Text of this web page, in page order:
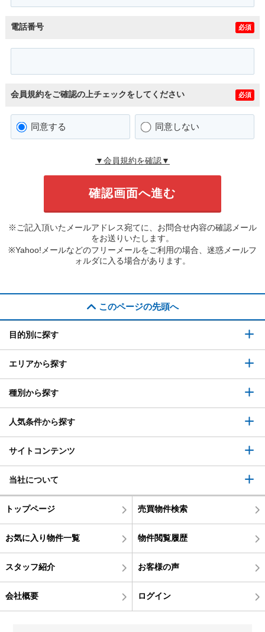
電話番号 必須
会員規約をご確認の上チェックをしてください 必須
同意する 同意しない
▼会員規約を確認▼
※ご記入頂いたメールアドレス宛てに、お問合せ内容の確認メール
をお送りいたします。
※Yahoo!メールなどのフリーメールをご利用の場合、迷惑メールフ
ォルダに入る場合があります。
このページの先頭へ
目的別に探す
エリアから探す
種別から探す
人気条件から探す
サイトコンテンツ
当社について
トップページ 売買物件検索
お気に入り物件一覧 物件閲覧履歴
スタッフ紹介 お客様の声
会社概要 ログイン